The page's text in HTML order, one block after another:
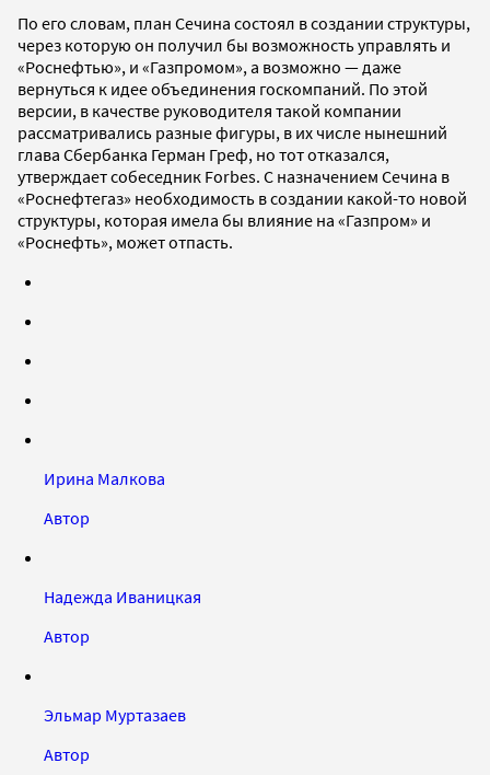
По его словам, план Сечина состоял в создании структуры,
через которую он получил бы возможность управлять и
«Роснефтью», и «Газпромом», а возможно — даже
вернуться к идее объединения госкомпаний. По этой
версии, в качестве руководителя такой компании
рассматривались разные фигуры, в их числе нынешний
глава Сбербанка Герман Греф, но тот отказался,
утверждает собеседник Forbes. С назначением Сечина в
«Роснефтегаз» необходимость в создании какой-то новой
структуры, которая имела бы влияние на «Газпром» и
«Роснефть», может отпасть.
Ирина Малкова
Автор
Надежда Иваницкая
Автор
Эльмар Муртазаев
Автор